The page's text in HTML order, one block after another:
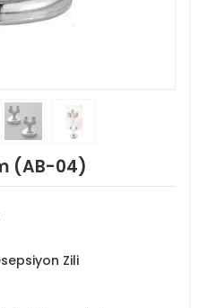
(AB-04)
Zili